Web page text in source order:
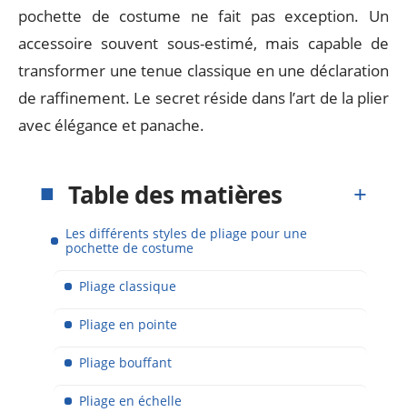
pochette de costume ne fait pas exception. Un
accessoire souvent sous-estimé, mais capable de
transformer une tenue classique en une déclaration
de raffinement. Le secret réside dans l’art de la plier
avec élégance et panache.
Table des matières
Les différents styles de pliage pour une
pochette de costume
Pliage classique
Pliage en pointe
Pliage bouffant
Pliage en échelle